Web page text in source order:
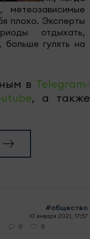
метеозависимые
плохо. Эксперты
отдыхать,
больше гулять на
в Telegram-
, а также
#общество
10 января 2021, 17:57
0 0